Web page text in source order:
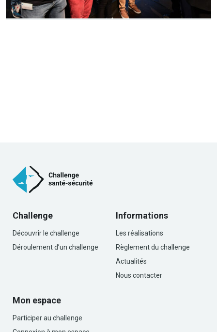
Challenge
Découvrir le challenge
Déroulement d’un challenge
Informations
Les réalisations
Règlement du challenge
Actualités
Nous contacter
Mon espace
Participer au challenge